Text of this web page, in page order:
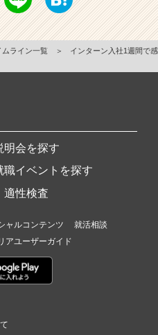
ムライン一覧 ＞
インターン入社1週間で感
明会を探す
職イベントを探す
適性検査
ャルコンテンツ
就活相談
アユーザーガイド